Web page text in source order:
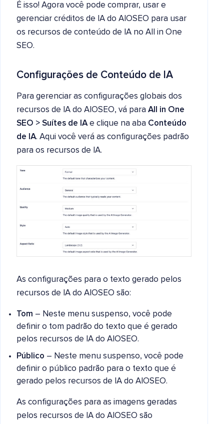
É isso! Agora você pode comprar, usar e
gerenciar créditos de IA do AIOSEO para usar
os recursos de conteúdo de IA no All in One
SEO.
Configurações de Conteúdo de IA
Para gerenciar as configurações globais dos
recursos de IA do AIOSEO, vá para All in One
SEO > Suítes de IAe clique na aba Conteúdo
de IA. Aqui você verá as configurações padrão
para os recursos de IA.
As configurações para o texto gerado pelos
recursos de IA do AIOSEO são:
Tom – Neste menu suspenso, você pode
definir o tom padrão do texto que é gerado
pelos recursos de IA do AIOSEO.
Público – Neste menu suspenso, você pode
definir o público padrão para o texto que é
gerado pelos recursos de IA do AIOSEO.
As configurações para as imagens geradas
pelos recursos de IA do AIOSEO são